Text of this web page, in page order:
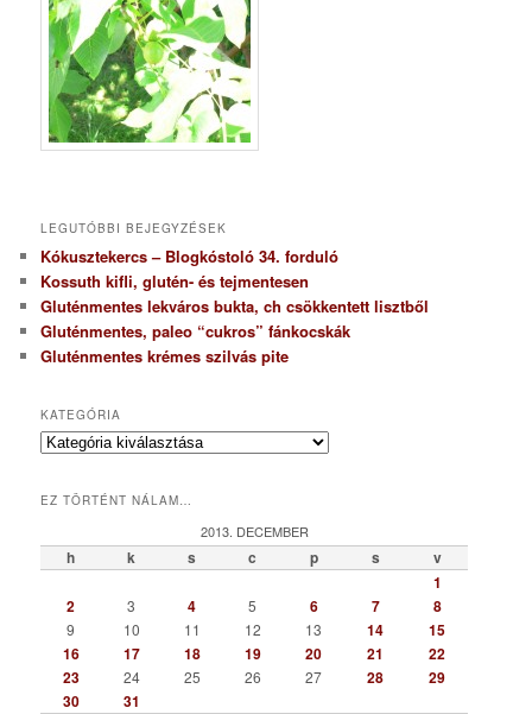
LEGUTÓBBI BEJEGYZÉSEK
Kókusztekercs – Blogkóstoló 34. forduló
Kossuth kifli, glutén- és tejmentesen
Gluténmentes lekváros bukta, ch csökkentett lisztből
Gluténmentes, paleo “cukros” fánkocskák
Gluténmentes krémes szilvás pite
KATEGÓRIA
K
e
r
EZ TÖRTÉNT NÁLAM…
2013. DECEMBER
h k s c p s v
1
2
3 4 5 6 7 8
9 10 11 12 13 14
15
16
17 18 19 20 21
22
23
24 25 26 27 28
29
30
31